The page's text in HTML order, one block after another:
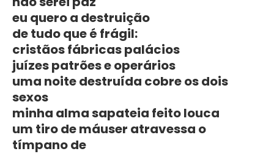
eu quero a destruição
de tudo que é frágil:
cristãos fábricas palácios
juízes patrões e operários
uma noite destruída cobre os dois
sexos
minha alma sapateia feito louca
um tiro de máuser atravessa o
tímpano de